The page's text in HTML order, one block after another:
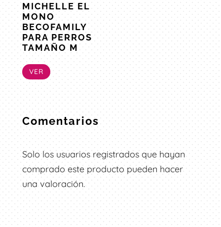
MICHELLE EL
MONO
BECOFAMILY
PARA PERROS
TAMAÑO M
VER
Comentarios
Solo los usuarios registrados que hayan
comprado este producto pueden hacer
una valoración.